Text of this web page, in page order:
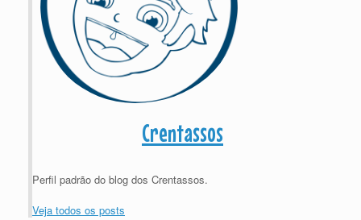
Crentassos
Perfil padrão do blog dos Crentassos.
Veja todos os posts